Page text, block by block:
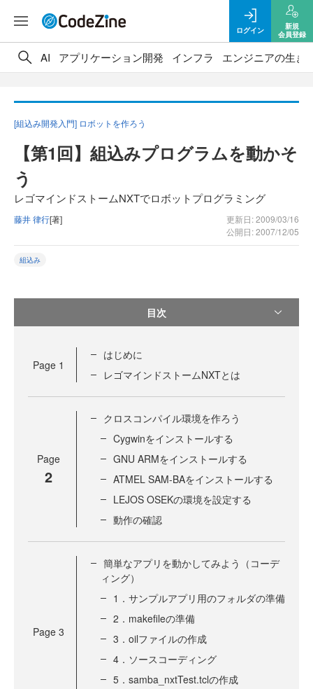
ログイン
新規
会員登録
AI アプリケーション開発 インフラ エンジニアの生き
[組込み開発入門] ロボットを作ろう
【第1回】組込みプログラムを動かそ
う
レゴマインドストームNXTでロボットプログラミング
藤井 律行[著]
更新日: 2009/03/16
公開日: 2007/12/05
組込み
目次
Page 1
はじめに
レゴマインドストームNXTとは
Page
2
クロスコンパイル環境を作ろう
Cygwinをインストールする
GNU ARMをインストールする
ATMEL SAM-BAをインストールする
LEJOS OSEKの環境を設定する
動作の確認
Page 3
簡単なアプリを動かしてみよう（コーデ
ィング）
1．サンプルアプリ用のフォルダの準備
2．makefileの準備
3．oilファイルの作成
4．ソースコーディング
5．samba_nxtTest.tclの作成